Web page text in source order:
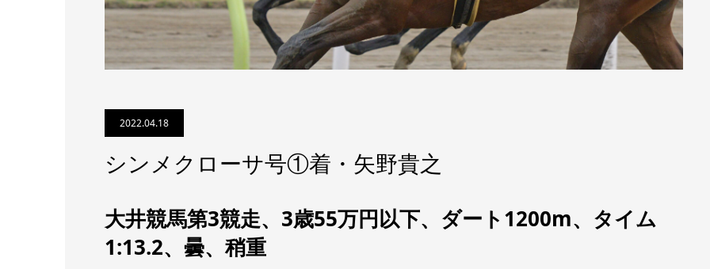
2022.04.18
シンメクローサ号①着・矢野貴之
大井競馬第3競走、3歳55万円以下、ダート1200m、タイム
1:13.2、曇、稍重